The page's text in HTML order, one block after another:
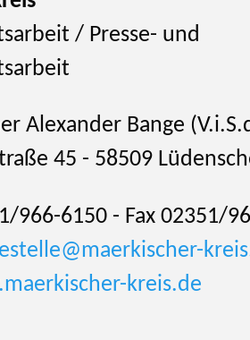
/ Presse- und
Alexander Bange
45 - 58509
966-6150 - Fax 02351/
kreis.de